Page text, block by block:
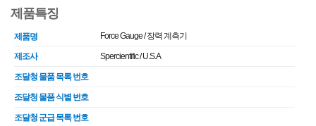
제품특징
제품명 Force Gauge / 장력 계측기
제조사 Spercientific / U.S.A
조달청 물품 목록 번호
조달청 물품 식별 번호
조달청 군급 목록 번호